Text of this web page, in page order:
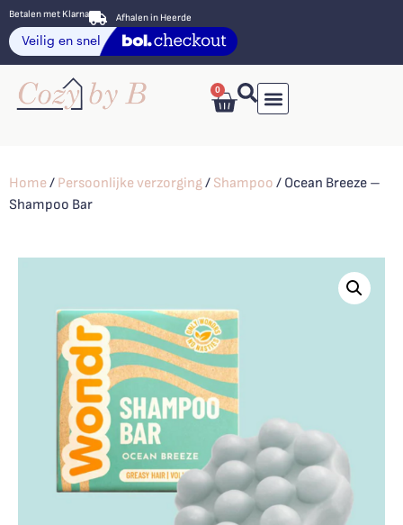
Betalen met Klarna Afhalen in Heerde
0
Home/ Persoonlijke verzorging/ Shampoo / Ocean Breeze –
Shampoo Bar